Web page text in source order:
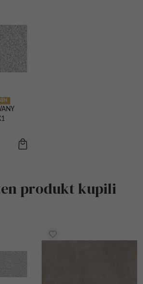
produkt kupili